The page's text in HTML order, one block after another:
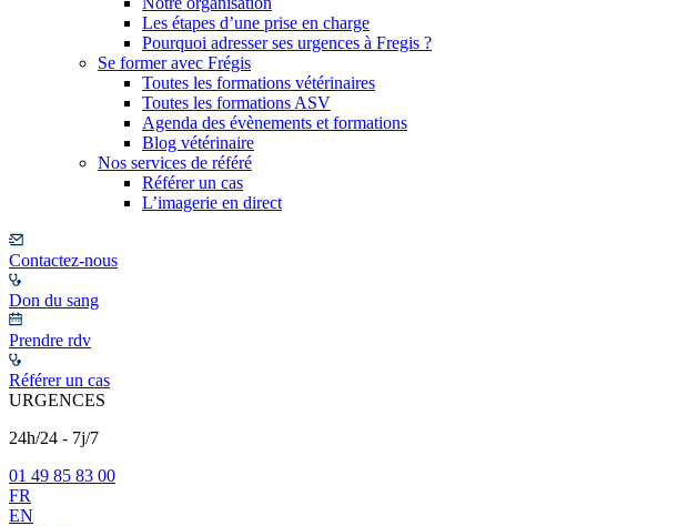
Les étapes d’une prise en charge
Pourquoi adresser ses urgences à Fregis ?
Se former avec Frégis
Toutes les formations vétérinaires
Toutes les formations ASV
Agenda des évènements et formations
Blog vétérinaire
Nos services de référé
Référer un cas
L’imagerie en direct
Contactez-nous
Don du sang
Prendre rdv
Référer un cas
URGENCES
24h/24 - 7j/7
01 49 85 83 00
FR
EN